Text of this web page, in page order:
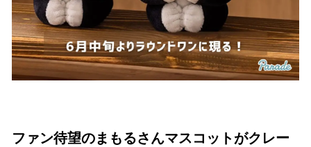
ファン待望のまもるさんマスコットがクレー